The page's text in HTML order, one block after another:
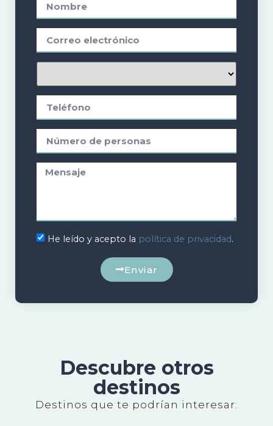
He leído y acepto la política de privacidad.
Enviar
Descubre otros
destinos
Destinos que te podrían interesar: